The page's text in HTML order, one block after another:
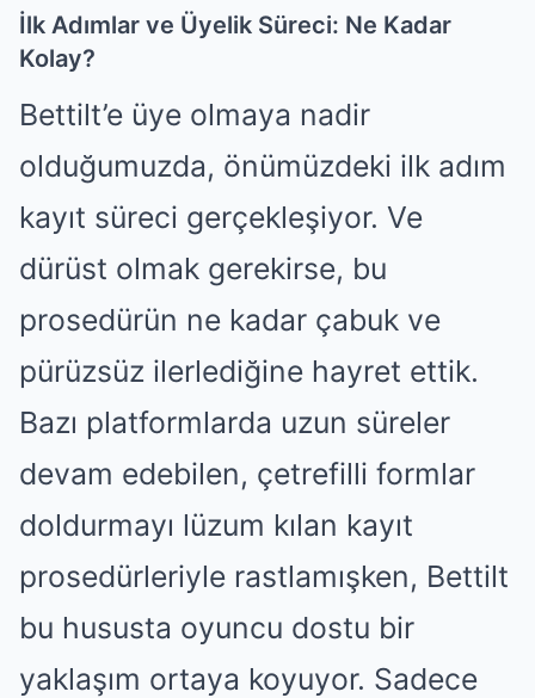
İlk Adımlar ve Üyelik Süreci: Ne Kadar
Kolay?
Bettilt’e üye olmaya nadir
olduğumuzda, önümüzdeki ilk adım
kayıt süreci gerçekleşiyor. Ve
dürüst olmak gerekirse, bu
prosedürün ne kadar çabuk ve
pürüzsüz ilerlediğine hayret ettik.
Bazı platformlarda uzun süreler
devam edebilen, çetrefilli formlar
doldurmayı lüzum kılan kayıt
prosedürleriyle rastlamışken, Bettilt
bu hususta oyuncu dostu bir
yaklaşım ortaya koyuyor. Sadece